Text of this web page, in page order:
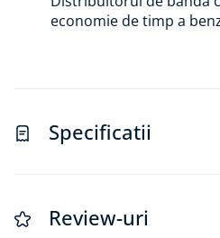
economie de timp a
Specificatii
Review-uri